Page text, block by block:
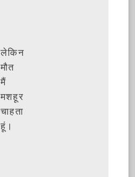
लेकिन
मौत
मैं
मशहूर
चाहता
हूं।